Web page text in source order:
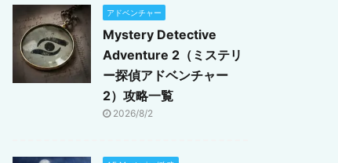
アドベンチャー
Mystery Detective
Adventure 2（ミステリ
ー探偵アドベンチャー
2）攻略一覧
2026/8/2